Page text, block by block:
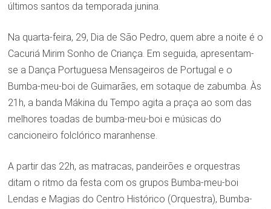
últimos santos da temporada junina.
Na quarta-feira, 29, Dia de São Pedro, quem abre a noite é o
Cacuriá Mirim Sonho de Criança. Em seguida, apresentam-
se a Dança Portuguesa Mensageiros de Portugal e o
Bumba-meu-boi de Guimarães, em sotaque de zabumba. Às
21h, a banda Mákina du Tempo agita a praça ao som das
melhores toadas de bumba-meu-boi e músicas do
cancioneiro folclórico maranhense.
A partir das 22h, as matracas, pandeirões e orquestras
ditam o ritmo da festa com os grupos Bumba-meu-boi
Lendas e Magias do Centro Histórico (Orquestra), Bumba-